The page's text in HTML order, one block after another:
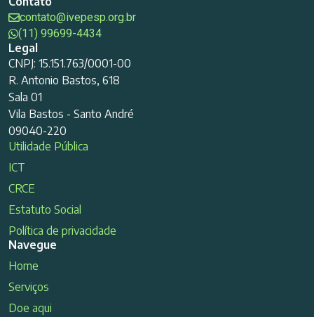
contato@ivepesp.org.br
(11) 99699-4434
Legal
CNPJ: 15.151.763/0001-00
R. Antonio Bastos, 618
Sala 01
Vila Bastos - Santo André
09040-220
Utilidade Pública
ICT
CRCE
Estatuto Social
Política de privacidade
Navegue
Home
Serviços
Doe aqui